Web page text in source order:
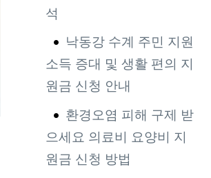
석
낙동강 수계 주민 지원
소득 증대 및 생활 편의 지
원금 신청 안내
환경오염 피해 구제 받
으세요 의료비 요양비 지
원금 신청 방법